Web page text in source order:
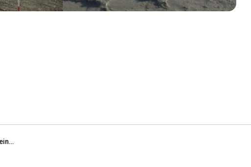
Double Trouble! Liebherr HS 882 HD and HS 853 HD gemeinsam im Einsatz / Draglines digging together